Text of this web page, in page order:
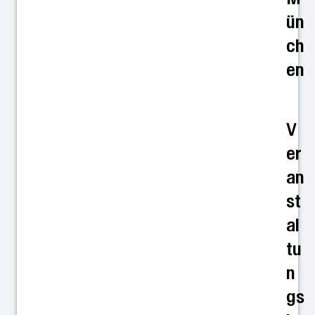
ün
ch
en
V
er
an
st
al
tu
n
gs